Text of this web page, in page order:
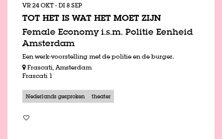
TOT HET IS WAT HET MOET ZIJN
Female Economy i.s.m. Politie Eenheid
Amsterdam
VR 24 OKT-DI 8 SEP
Een werk-voorstelling met de politie en de burger.
Frascati, Amsterdam
Frascati 1
Nederlands gesproken theater